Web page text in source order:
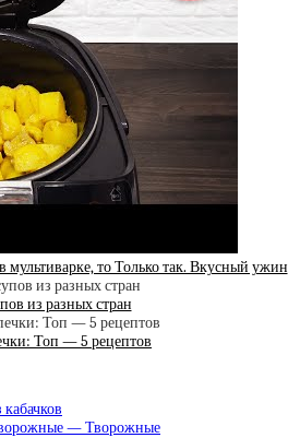
то Только так. Вкусный ужин
из разных стран
Топ — 5 рецептов
— Творожные